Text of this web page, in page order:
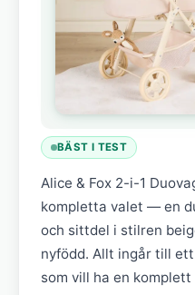
BÄST I TEST
Alice & Fox 2-i-1
kompletta valet — en
och sittdel i stilren
nyfödd. Allt ingår till
som vill ha en